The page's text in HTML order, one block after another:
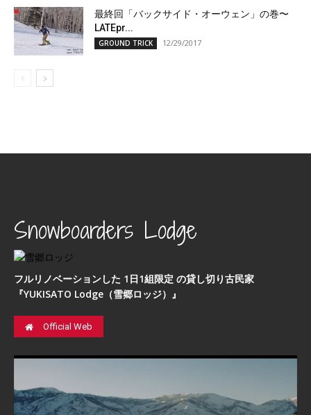
最終回「バックサイド・オーウェン」の巻〜
LATEpr...
GROUND TRICK 12/29/2017
Snowboarders Lodge
フルリノベーションした 1日1組限定 の貸し切り古民家
『YUKISATO Lodge（雪郷ロッジ）』
Official Web